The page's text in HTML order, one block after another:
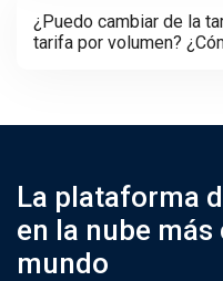
¿Puedo cambiar de la
tarifa por volumen?
La plataforma
en la nube
mundo